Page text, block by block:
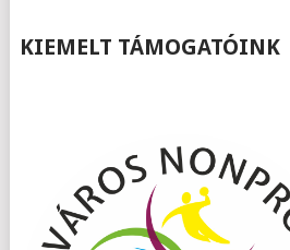
KIEMELT TÁMOGATÓINK